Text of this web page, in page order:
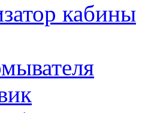
кабины